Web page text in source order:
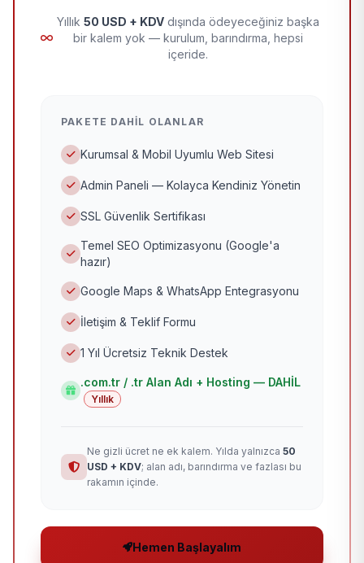
Yıllık 50 USD + KDV dışında ödeyeceğiniz başka
bir kalem yok — kurulum, barındırma, hepsi
içeride.
PAKETE DAHIL OLANLAR
Kurumsal & Mobil Uyumlu Web Sitesi
Admin Paneli — Kolayca Kendiniz Yönetin
SSL Güvenlik Sertifikası
Temel SEO Optimizasyonu (Google'a
hazır)
Google Maps & WhatsApp Entegrasyonu
İletişim & Teklif Formu
1 Yıl Ücretsiz Teknik Destek
.com.tr / .tr Alan Adı + Hosting — DAHİL
Yıllık
Ne gizli ücret ne ek kalem. Yılda yalnızca 50
USD + KDV; alan adı, barındırma ve fazlası bu
rakamın içinde.
Hemen Başlayalım